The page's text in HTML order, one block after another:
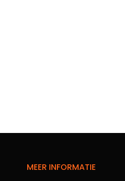
MEER INFORMATIE